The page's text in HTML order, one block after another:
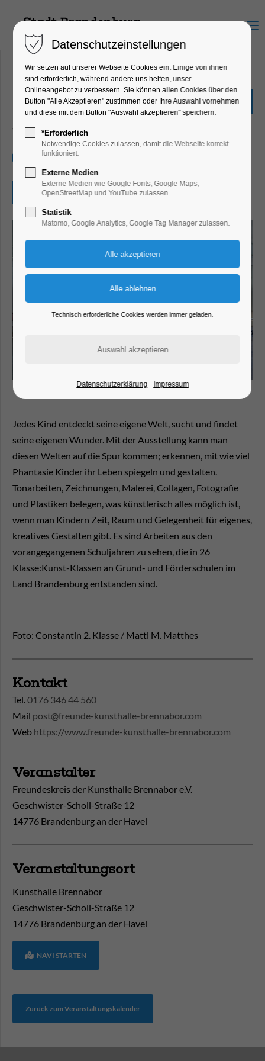
Menu
Phantasie & Weltenwunder
Ausstellung, Bildung, Vortrag, Kinder,
Jugend, Kunst
31.05.2024, 13:00–18:00
Eintritt frei
Jedes Kind entdeckt seine eigene Welt, sucht und findet
seine eigenen Wunder. Mit der Ausstellung kann man
diesen Welten auf die Spur kommen; erkennen, mit wie viel
Phantasie Kinder ihr Leben spiegeln und gestalten.
Tonarbeiten, Zeichnungen, Malerei, Collagen, Fotografie
und Plastiken belegen, was künstlerisch alles möglich ist,
wenn man Kindern Zeit, Raum und Gelegenheit für eigenes,
kreatives Gestalten gibt. Es sind Arbeiten aus den
vorangegangenen Schuljahren zu sehen, die in 26
Klasse:Kunst-Klassen an Grund- und Förderschulen im
Land Brandenburg entstanden sind.
Foto: Constantin 2. Klasse / Matti M. Matthes
Kontakt
Tel.0176 346 44 560
Mail post@freunde-kunsthalle-brennabor.com
Web https://www.freunde-kunsthalle-brennabor.com
Veranstalter
Freundeskreis der Kunsthalle Brennabor e.V.
Geschwister-Scholl-Straße 12
14776 Brandenburg an der Havel
Veranstaltungsort
Kunsthalle Brennabor
Geschwister-Scholl-Straße 12
14776 Brandenburg an der Havel
NAVI STARTEN
Zurück zum Veranstaltungskalender
Datenschutzeinstellungen
Wir setzen auf unserer Webseite Cookies ein. Einige von ihnen
sind erforderlich, während andere uns helfen, unser
Onlineangebot zu verbessern. Sie können allen Cookies über den
Button "Alle Akzeptieren" zustimmen oder Ihre Auswahl vornehmen
und diese mit dem Button "Auswahl akzeptieren" speichern.
*Erforderlich
Notwendige Cookies zulassen, damit die Webseite korrekt
funktioniert.
Externe Medien
Externe Medien wie Google Fonts, Google Maps,
OpenStreetMap und YouTube zulassen.
Statistik
Matomo, Google Analytics, Google Tag Manager zulassen.
Technisch erforderliche Cookies werden immer geladen.
Datenschutzerklärung Impressum